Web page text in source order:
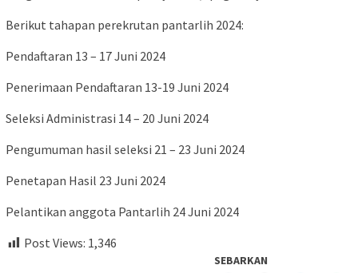
Berikut tahapan perekrutan pantarlih 2024:
Pendaftaran 13 – 17 Juni 2024
Penerimaan Pendaftaran 13-19 Juni 2024
Seleksi Administrasi 14 – 20 Juni 2024
Pengumuman hasil seleksi 21 – 23 Juni 2024
Penetapan Hasil 23 Juni 2024
Pelantikan anggota Pantarlih 24 Juni 2024
Post Views: 1,346
SEBARKAN